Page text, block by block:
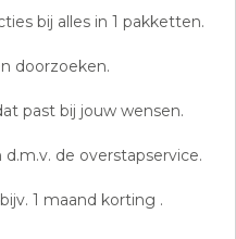
bij alles in 1 pakketten.
doorzoeken.
past bij jouw wensen.
de overstapservice.
1 maand korting .